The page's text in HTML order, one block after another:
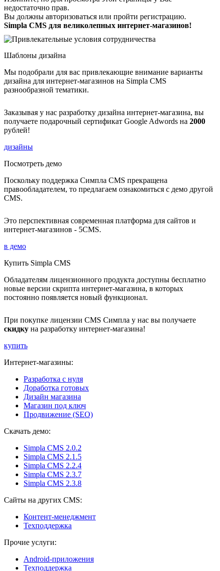
недостаточно прав.
Вы должны авторизоваться или пройти регистрацию.
Simpla CMS для великолепных интернет-магазинов!
Шаблоны дизайна
Мы подобрали для вас привлекающие внимание варианты
дизайна для интернет-магазинов на Simpla CMS
разнообразной тематики.
Заказывая у нас разработку дизайна интернет-магазина, вы
получаете подарочный сертификат Google Adwords на 2000
рублей!
дизайны
Посмотреть демо
Поскольку поддержка Симпла CMS прекращена
правообладателем, то предлагаем ознакомиться с демо другой
CMS.
Это перспективная современная платформа для сайтов и
интернет-магазинов - 5CMS.
в демо
Купить Simpla CMS
Обладателям лицензионного продукта доступны бесплатно
новые версии скрипта интернет-магазина, в которых
постоянно появляется новый функционал.
При покупке лицензии CMS Симпла у нас вы получаете
скидку на разработку интернет-магазина!
купить
Интернет-магазины:
Разработка с нуля
Доработка готовых
Дизайн магазина
Магазин под ключ
Продвижение (SEO)
Скачать демо:
Simpla CMS 2.0.2
Simpla CMS 2.1.5
Simpla CMS 2.2.4
Simpla CMS 2.3.7
Simpla CMS 2.3.8
Сайты на других CMS:
Контент-менеджмент
Техподдержка
Прочие услуги:
Android-приложения
Техподдержка